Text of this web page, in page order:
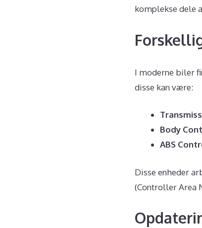
komplekse dele
I moderne biler
disse kan være:
Body
ABS
Disse enheder
(Controller Area